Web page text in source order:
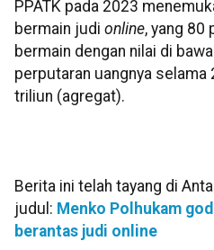
PPATK pada 2023
bermain judi online, yang 80
bermain dengan nilai di
perputaran uangnya selama
triliun (agregat).
Berita ini telah tayang di
judul: Menko Polhukam
berantas judi online